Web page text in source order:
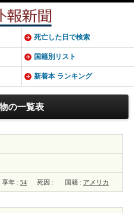
の一覧表
享年 : 54 死因 : 国籍 : アメリカ
死亡した日で検索
国籍別リスト
新着本 ランキング